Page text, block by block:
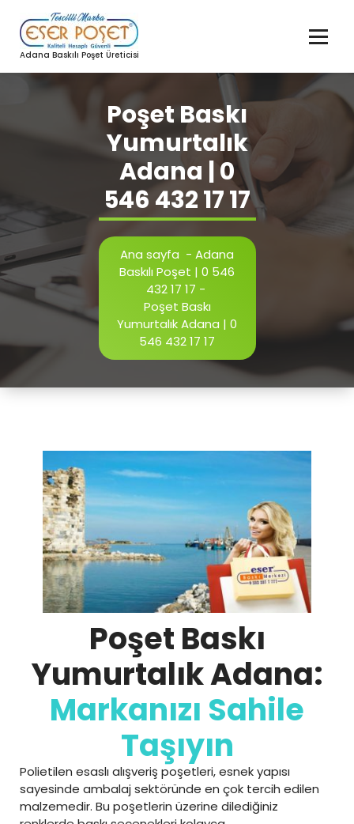
geç
Adana Baskılı Poşet Üreticisi
Poşet Baskı
Yumurtalık
Adana | 0
546 432 17 17
Ana sayfa - Adana
Baskılı Poşet | 0 546
432 17 17 -
Poşet Baskı
Yumurtalık Adana | 0
546 432 17 17
Poşet Baskı
Yumurtalık Adana:
Markanızı Sahile
Taşıyın
Polietilen esaslı alışveriş poşetleri, esnek yapısı
sayesinde ambalaj sektöründe en çok tercih edilen
malzemedir. Bu poşetlerin üzerine dilediğiniz